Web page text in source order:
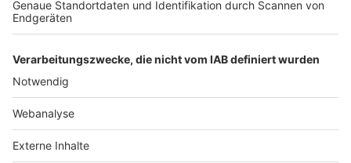
Nutzungsbedingungen Datenschutz Impressum